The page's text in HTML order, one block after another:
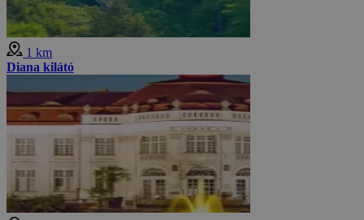
1 km
Diana kilátó